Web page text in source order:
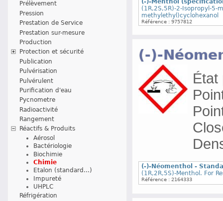
Prélèvement
Pression
Prestation de Service
Prestation sur-mesure
Production
Protection et sécurité
Publication
Pulvérisation
Pulvérulent
Purification d'eau
Pycnometre
Radioactivité
Rangement
Réactifs & Produits
Aérosol
Bactériologie
Biochimie
Chimie
Etalon (standard...)
Impureté
UHPLC
Réfrigération
(-)-Menthol
(1R,2S,5R)-2-Isopropyl-5-
methylethyl)cyclohexanol
Référence : 9757812
(-)-
État
(-)-Néomenthol -
(1R,2R,5S)-Menthol. For
Référence : 2164333